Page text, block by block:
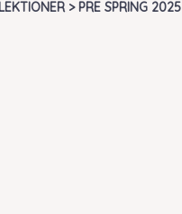
> PRE SPRING 2025